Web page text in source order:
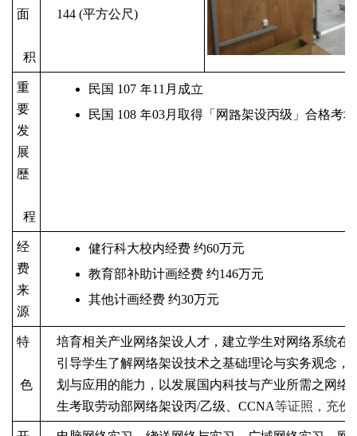
面
积
144 (平方公尺)
重
要
发
展
歷
程
民国 107 年11 月成立
民国 108 年03月 取得 「 网路架设丙级 」 合格考
经
费
来
源
健行科大校内经费 约60万元
教育部补助计画经费 约146万元
其他计画经费 约30万元
特
色
培育相关产业网络架设人才，建立学生对网络系统在
引导学生了解网络架设技术之基础理论与实务观念，
划与应用的能力，以发展国内科技与产业所需之网络
生考取劳动部网络架设丙/乙级、CCNA等证照，充份